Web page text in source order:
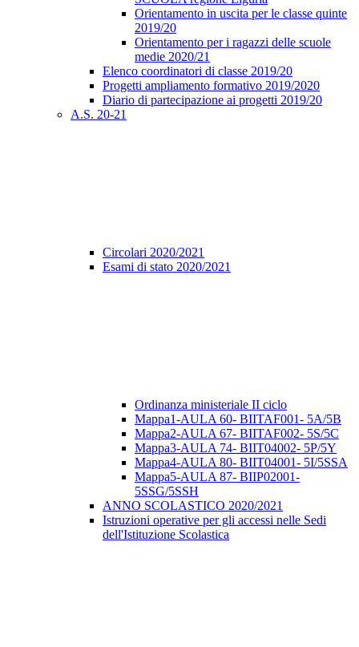
Orientamento in uscita per le classe quinte
2019/20
Orientamento per i ragazzi delle scuole
medie 2020/21
Elenco coordinatori di classe 2019/20
Progetti ampliamento formativo 2019/2020
Diario di partecipazione ai progetti 2019/20
A.S. 20-21
Circolari 2020/2021
Esami di stato 2020/2021
Ordinanza ministeriale II ciclo
Mappa1-AULA 60- BIITAF001- 5A/5B
Mappa2-AULA 67- BIITAF002- 5S/5C
Mappa3-AULA 74- BIIT04002- 5P/5Y
Mappa4-AULA 80- BIIT04001- 5I/5SSA
Mappa5-AULA 87- BIIP02001-
5SSG/5SSH
ANNO SCOLASTICO 2020/2021
Istruzioni operative per gli accessi nelle Sedi
dell'Istituzione Scolastica